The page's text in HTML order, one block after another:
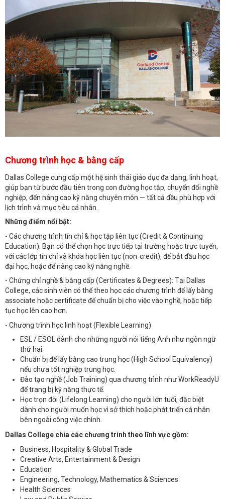
Chương trình học & bằng cấp
Dallas College cung cấp một hệ sinh thái giáo dục đa dạng, linh hoạt,
giúp bạn từ bước đầu tiên trong con đường học tập, chuyển đổi nghề
nghiệp, đến nâng cao kỹ năng chuyên môn — tất cả đều phù hợp với
lịch trình và mục tiêu cá nhân.
Những điểm nổi bật:
- Các chương trình tín chỉ & học tập liên tục (Credit & Continuing
Education): Bạn có thể chọn học trực tiếp tại trường hoặc trực tuyến,
với các lớp tín chỉ và khóa học liên tục (non‐credit), để bắt đầu học
đại học, hoặc để nâng cao kỹ năng nghề.
- Chứng chỉ nghề & bằng cấp (Certificates & Degrees): Tại Dallas
College, các sinh viên có thể theo học các chương trình để lấy bằng
associate hoặc certificate để chuẩn bị cho việc vào nghề, hoặc tiếp
tục học lên cao hơn.
- Chương trình học linh hoạt (Flexible Learning)
ESL / ESOL dành cho những người nói tiếng Anh như ngôn ngữ
thứ hai.
Chuẩn bị để lấy bằng cao trung học (High School Equivalency)
nếu chưa tốt nghiệp trung học.
Đào tạo nghề (Job Training) qua chương trình như WorkReadyU
để trang bị kỹ năng thực tế.
Học trọn đời (Lifelong Learning) cho người lớn tuổi, đặc biệt
dành cho người muốn học vì sở thích hoặc phát triển cá nhân
bên ngoài công việc chính.
Dallas College chia các chương trình theo lĩnh vực gồm:
Business, Hospitality & Global Trade
Creative Arts, Entertainment & Design
Education
Engineering, Technology, Mathematics & Sciences
Health Sciences